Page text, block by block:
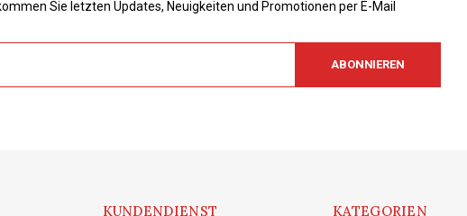
Sie letzten Updates, Neuigkeiten und Promotionen per E-Mail
ABONNIEREN
KUNDENDIENST KATEGORIEN